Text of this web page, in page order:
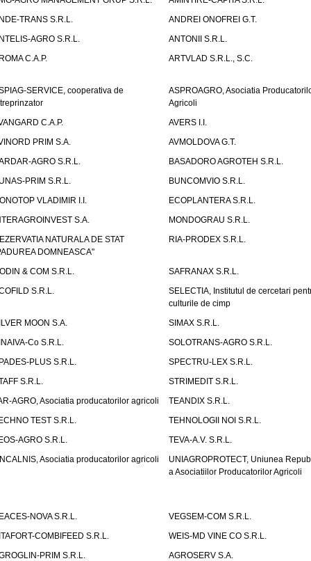
TRANS S.R.L.
ANDREI ONOFREI G.T.
AGRO S.R.L.
ANTONII S.R.L.
C.A.P.
ARTVLAD S.R.L., S.C.
SERVICE, cooperativa de
ASPROAGRO, Asociatia
Agricoli
C.A.P.
AVERS I.I.
PRIM S.A.
AVMOLDOVA G.T.
AGRO S.R.L.
BASADORO AGROTEH S.R.L.
PRIM S.R.L.
BUNCOMVIO S.R.L.
VLADIMIR I.I.
ECOPLANTERA S.R.L.
S.A.
MONDOGRAU S.R.L.
NATURALA DE STAT
DOMNEASCA"
RIA-PRODEX S.R.L.
& COM S.R.L.
SAFRANAX S.R.L.
S.R.L.
SELECTIA, Institutul de cercetari
culturile de cimp
MOON S.A.
SIMAX S.R.L.
Co S.R.L.
SOLOTRANS-AGRO S.R.L.
PLUS S.R.L.
SPECTRU-LEX S.R.L.
S.R.L.
STRIMEDIT S.R.L.
AGRO, Asociatia producatorilor agricoli
TEANDIX S.R.L.
TEST S.R.L.
TEHNOLOGII NOI S.R.L.
AGRO S.R.L.
TEVA-A.V. S.R.L.
Asociatia producatorilor agricoli
UNIAGROPROTECT, Uniunea
a Asociatiilor Producatorilor Agricoli
NOVA S.R.L.
VEGSEM-COM S.R.L.
COMBIFEED S.R.L.
WEIS-MD VINE CO S.R.L.
PRIM S.R.L.
AGROSERV S.A.